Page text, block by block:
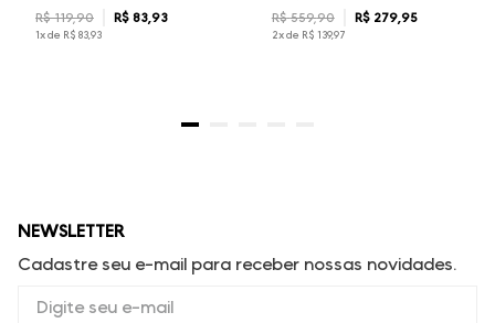
R$ 119,90 R$ 83, 93
1x de R$ 83,93
R$ 559,90 R$ 279, 95
2x de R$ 139,97
NEWSLETTER
Cadastre seu e-mail para receber nossas novidades.